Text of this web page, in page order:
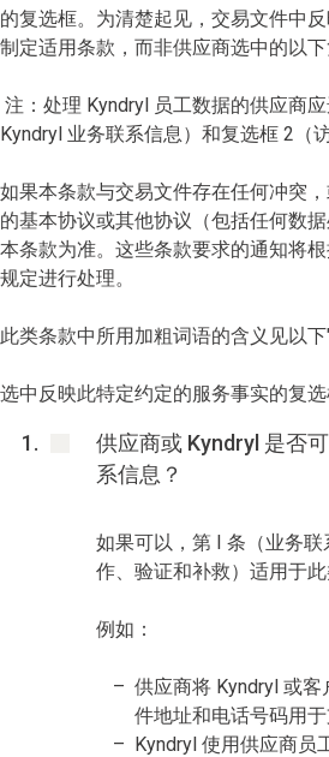
的复选框。为清楚起见，交易文件中
制定适用条款，而非供应商选中的以下
注：处理 Kyndryl 员工数据的供应商
Kyndryl 业务联系信息）和复选框 2（
如果本条款与交易文件存在任何冲突
的基本协议或其他协议（包括任何数
本条款为准。这些条款要求的通知将
规定进行处理。
此类条款中所用加粗词语的含义见以下
选中反映此特定约定的服务事实的复选
供应商或 Kyndryl 是否
系信息？
如果可以，第 I 条（业务
作、验证和补救）适用于此
例如：
供应商将 Kyndryl 或
件地址和电话号码用于
Kyndryl 使用供应商员